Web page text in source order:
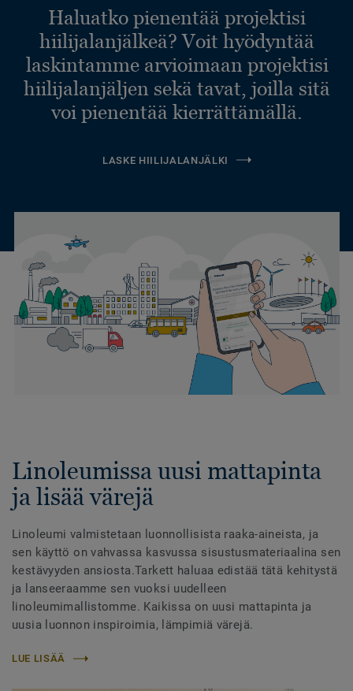
Haluatko pienentää projektisi
hiilijalanjälkeä? Voit hyödyntää
laskintamme arvioimaan projektisi
hiilijalanjäljen sekä tavat, joilla sitä
voi pienentää kierrättämällä.
LASKE HIILIJALANJÄLKI
Linoleumissa uusi mattapinta
ja lisää värejä
Linoleumi valmistetaan luonnollisista raaka-aineista, ja
sen käyttö on vahvassa kasvussa sisustusmateriaalina sen
kestävyyden ansiosta.Tarkett haluaa edistää tätä kehitystä
ja lanseeraamme sen vuoksi uudelleen
linoleumimallistomme. Kaikissa on uusi mattapinta ja
uusia luonnon inspiroimia, lämpimiä värejä.
LUE LISÄÄ